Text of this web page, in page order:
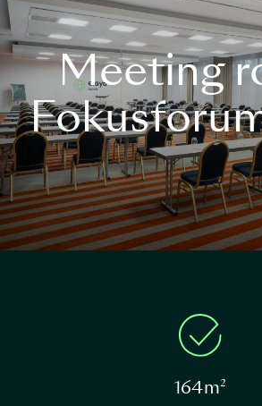
Meeting
164m²